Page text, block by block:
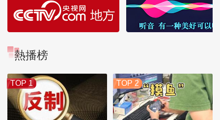
熱播榜
TOP 1 TOP 2